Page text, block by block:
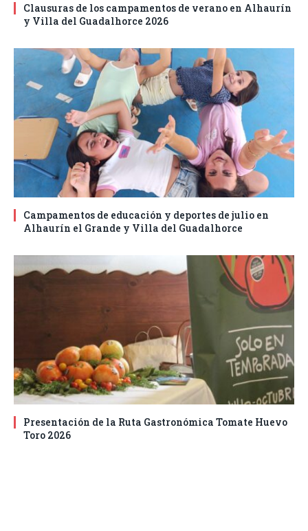
Clausuras de los campamentos de verano en Alhaurín
y Villa del Guadalhorce 2026
Campamentos de educación y deportes de julio en
Alhaurín el Grande y Villa del Guadalhorce
Presentación de la Ruta Gastronómica Tomate Huevo
Toro 2026